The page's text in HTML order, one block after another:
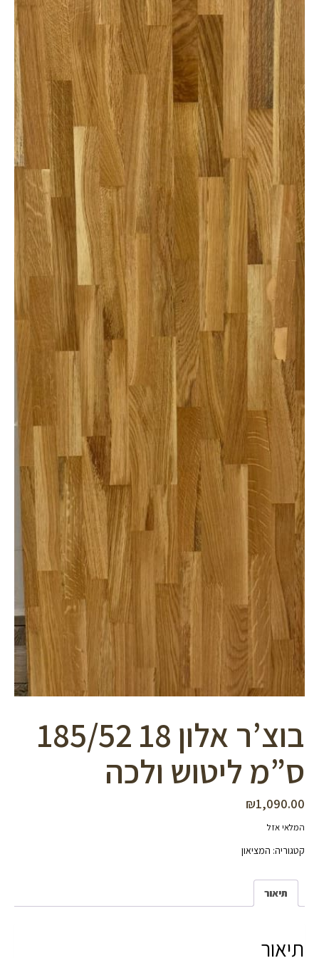
בוצ’ר אלון 18 185/52
ס”מ ליטוש ולכה
₪1,090.00
המלאי אזל
קטגוריה: המציאון
תיאור
תיאור